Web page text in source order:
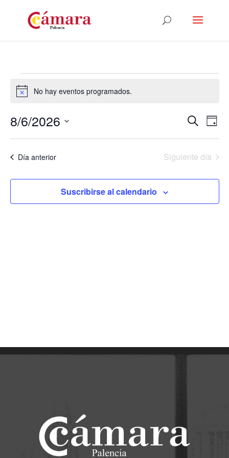
Eventos
en
agosto,
2026
Aviso No hay eventos programados.
y
Buscar
de
de
Día
8/6/2026
fecha.
Día anterior Siguiente día
Suscribirse al calendario